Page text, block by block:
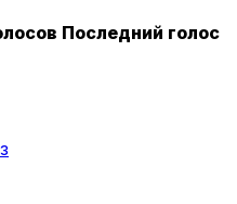
Последний голос